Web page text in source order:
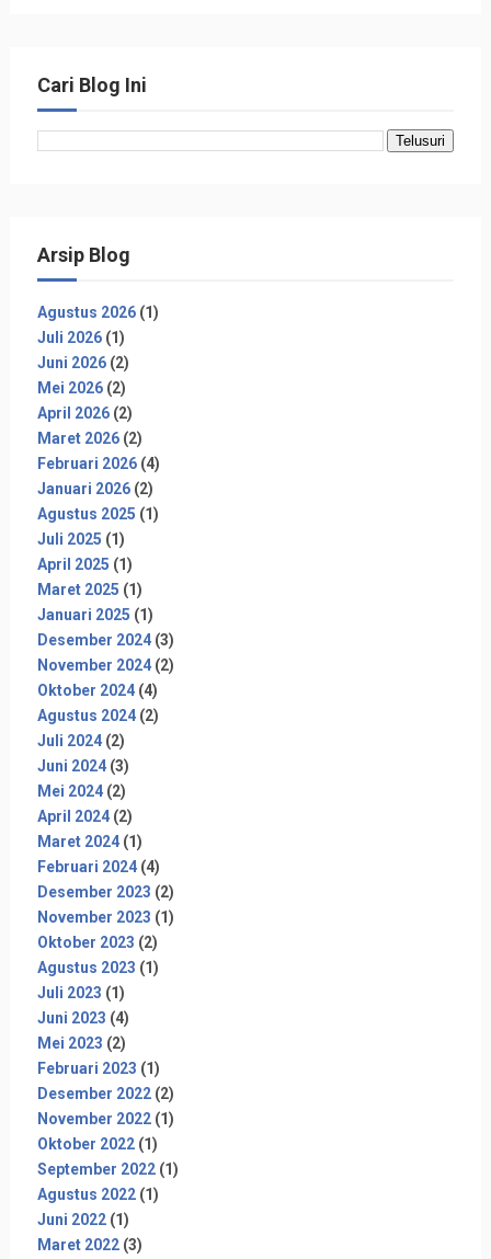
Cari Blog Ini
Arsip Blog
Agustus 2026(1)
Juli 2026(1)
Juni 2026(2)
Mei 2026(2)
April 2026(2)
Maret 2026(2)
Februari 2026(4)
Januari 2026(2)
Agustus 2025 (1)
Juli 2025 (1)
April 2025 (1)
Maret 2025 (1)
Januari 2025 (1)
Desember 2024(3)
November 2024(2)
Oktober 2024(4)
Agustus 2024(2)
Juli 2024(2)
Juni 2024(3)
Mei 2024(2)
April 2024(2)
Maret 2024(1)
Februari 2024(4)
Desember 2023 (2)
November 2023 (1)
Oktober 2023 (2)
Agustus 2023 (1)
Juli 2023 (1)
Juni 2023 (4)
Mei 2023 (2)
Februari 2023 (1)
Desember 2022(2)
November 2022(1)
Oktober 2022(1)
September 2022(1)
Agustus 2022(1)
Juni 2022(1)
Maret 2022(3)